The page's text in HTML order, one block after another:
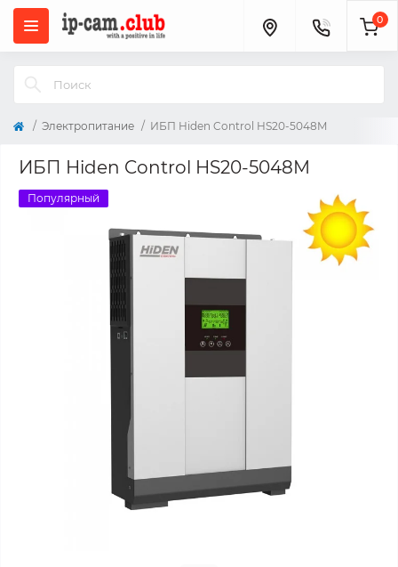
0
Электропитание ИБП Hiden Control HS20-5048M
ИБП Hiden Control HS20-5048M
Популярный